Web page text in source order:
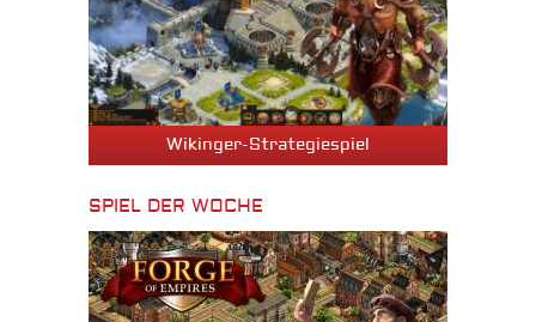
Wikinger-Strategiespiel
SPIEL DER WOCHE